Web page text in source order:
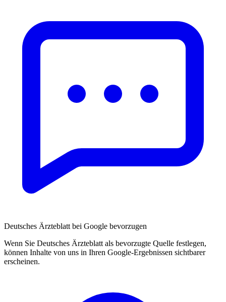
Deutsches Ärzteblatt bei Google bevorzugen
Wenn Sie Deutsches Ärzteblatt als bevorzugte Quelle festlegen,
können Inhalte von uns in Ihren Google-Ergebnissen sichtbarer
erscheinen.